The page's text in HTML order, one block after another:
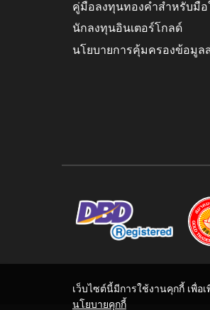
คู่มือลงทุนทองคำสำหรับมือ
นักลงทุนอินเตอร์โกลด์
นโยบายการคุ้มครองข้อมูล
เว็บไซต์นี้มีการใช้งานคุกกี้ เพื่
นโยบายคุกกี้